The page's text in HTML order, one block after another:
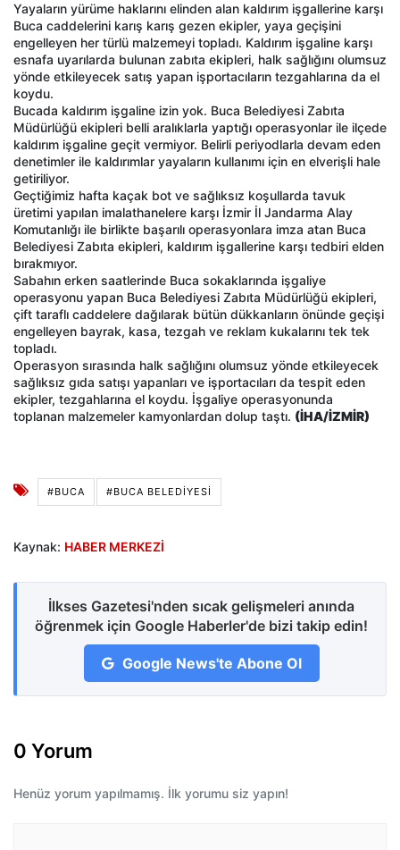
Yayaların yürüme haklarını elinden alan kaldırım işgallerine karşı
Buca caddelerini karış karış gezen ekipler, yaya geçişini
engelleyen her türlü malzemeyi topladı. Kaldırım işgaline karşı
esnafa uyarılarda bulunan zabıta ekipleri, halk sağlığını olumsuz
yönde etkileyecek satış yapan işportacıların tezgahlarına da el
koydu.
Bucada kaldırım işgaline izin yok. Buca Belediyesi Zabıta
Müdürlüğü ekipleri belli aralıklarla yaptığı operasyonlar ile ilçede
kaldırım işgaline geçit vermiyor. Belirli periyodlarla devam eden
denetimler ile kaldırımlar yayaların kullanımı için en elverişli hale
getiriliyor.
Geçtiğimiz hafta kaçak bot ve sağlıksız koşullarda tavuk
üretimi yapılan imalathanelere karşı İzmir İl Jandarma Alay
Komutanlığı ile birlikte başarılı operasyonlara imza atan Buca
Belediyesi Zabıta ekipleri, kaldırım işgallerine karşı tedbiri elden
bırakmıyor.
Sabahın erken saatlerinde Buca sokaklarında işgaliye
operasyonu yapan Buca Belediyesi Zabıta Müdürlüğü ekipleri,
çift taraflı caddelere dağılarak bütün dükkanların önünde geçişi
engelleyen bayrak, kasa, tezgah ve reklam kukalarını tek tek
topladı.
Operasyon sırasında halk sağlığını olumsuz yönde etkileyecek
sağlıksız gıda satışı yapanları ve işportacıları da tespit eden
ekipler, tezgahlarına el koydu. İşgaliye operasyonunda
toplanan malzemeler kamyonlardan dolup taştı. (İHA/İZMİR)
#BUCA #BUCA BELEDIYESI
Kaynak: HABER MERKEZİ
İlkses Gazetesi'nden sıcak gelişmeleri anında
öğrenmek için Google Haberler'de bizi takip edin!
Google News'te Abone Ol
0 Yorum
Henüz yorum yapılmamış. İlk yorumu siz yapın!